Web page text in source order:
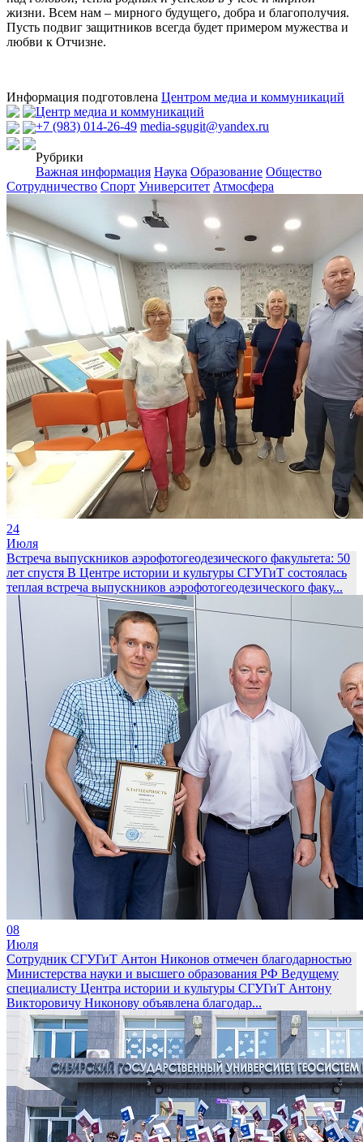
жизни. Всем нам – мирного будущего, добра и благополучия.
Пусть подвиг защитников всегда будет примером мужества и
любви к Отчизне.
Информация подготовлена Центром медиа и коммуникаций
Центр медиа и коммуникаций
+7 (983) 014-26-49 media-sgugit@yandex.ru
Рубрики
Важная информация Наука Образование Общество
Сотрудничество Спорт Университет Атмосфера
24
Июля
Встреча выпускников аэрофотогеодезического факультета: 50
лет спустя В Центре истории и культуры СГУГиТ состоялась
теплая встреча выпускников аэрофотогеодезического факу...
08
Июля
Сотрудник СГУГиТ Антон Никонов отмечен благодарностью
Министерства науки и высшего образования РФ Ведущему
специалисту Центра истории и культуры СГУГиТ Антону
Викторовичу Никонову объявлена благодар...